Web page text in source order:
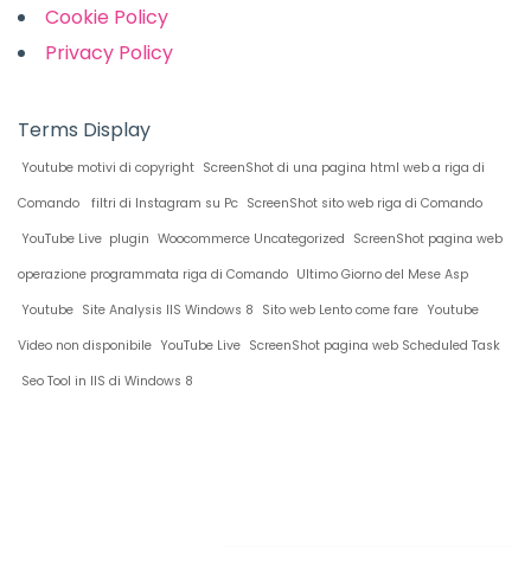
Cookie Policy
Privacy Policy
Terms Display
Youtube motivi di copyright ScreenShot di una pagina html web a riga di
Comando
filtri di Instagram su Pc ScreenShot sito web riga di Comando
YouTube Live plugin Woocommerce Uncategorized ScreenShot pagina web
operazione programmata riga di Comando Ultimo Giorno del Mese Asp
Youtube Site Analysis IIS Windows 8 Sito web Lento come fare Youtube
Video non disponibile YouTube Live ScreenShot pagina web Scheduled Task
Seo Tool in IIS di Windows 8